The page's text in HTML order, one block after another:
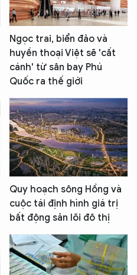
Ngọc trai, biển đảo và
huyền thoại Việt sẽ 'cất
cánh' từ sân bay Phú
Quốc ra thế giới
Quy hoạch sông Hồng và
cuộc tái định hình giá trị
bất động sản lõi đô thị